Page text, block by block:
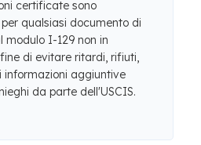
certificate sono
qualsiasi documento di
modulo I-129 non in
di evitare ritardi, rifiuti,
informazioni aggiuntive
da parte dell'USCIS.